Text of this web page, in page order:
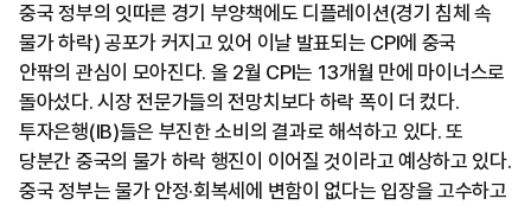
중국 정부의 잇따른 경기 부양책에도 디플레이션(경기 침체 속
물가 하락) 공포가 커지고 있어 이날 발표되는 CPI에 중국
안팎의 관심이 모아진다. 올 2월 CPI는 13개월 만에 마이너스로
돌아섰다. 시장 전문가들의 전망치보다 하락 폭이 더 컸다.
투자은행(IB)들은 부진한 소비의 결과로 해석하고 있다. 또
당분간 중국의 물가 하락 행진이 이어질 것이라고 예상하고 있다.
중국 정부는 물가 안정·회복세에 변함이 없다는 입장을 고수하고